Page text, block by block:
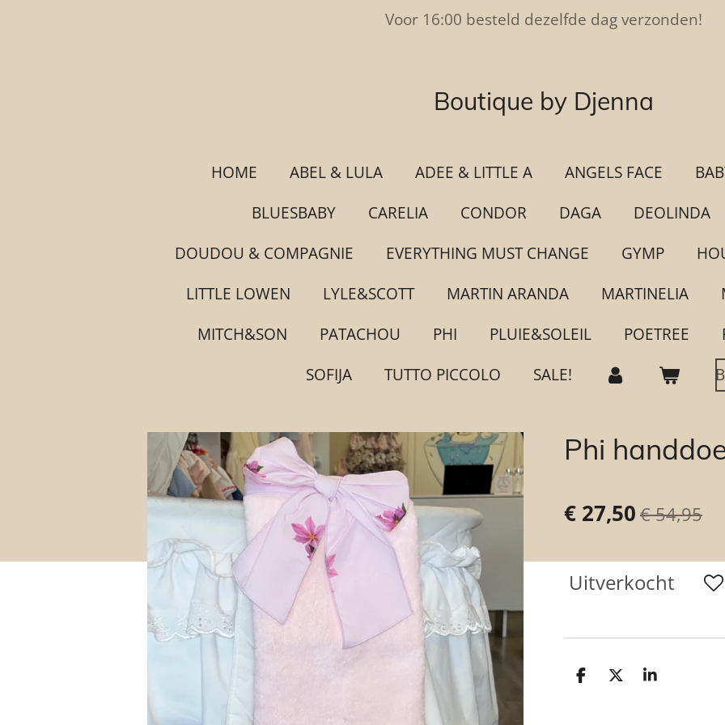
Voor 16:00 besteld dezelfde dag verzonden!
Boutique by Djenna
HOME ABEL & LULA ADEE & LITTLE A ANGELS FACE
BLUESBABY
CARELIA CONDOR DAGA DEOLINDA
DOUDOU & COMPAGNIE
EVERYTHING MUST CHANGE GYMP
LITTLE LOWEN
LYLE&SCOTT MARTIN ARANDA MARTINELIA
MITCH&SON
PATACHOU PHI PLUIE&SOLEIL POETREE
SOFIJA
TUTTO PICCOLO SALE!
Phi
€ 27,50 € 54,95
Uitverkocht
D
D
S